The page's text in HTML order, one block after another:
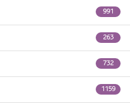
991
263
732
1159